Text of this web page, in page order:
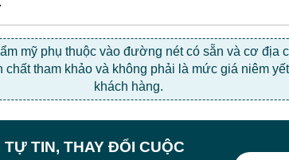
mỹ phụ thuộc vào đường nét có sẵn và cơ địa
chất tham khảo và không phải là mức giá niêm
khách hàng.
TIN, THAY ĐỔI CUỘC